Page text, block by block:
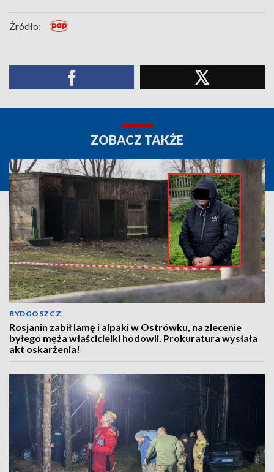
Źródło:
ZOBACZ TAKŻE
BYDGOSZCZ
Rosjanin zabił lamę i alpaki w Ostrówku, na zlecenie
byłego męża właścicielki hodowli. Prokuratura wysłała
akt oskarżenia!